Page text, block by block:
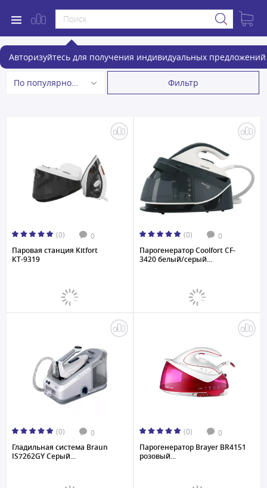
Авторизуйтесь для получения индивидуальных предложений
Парогенераторы
По популярности Фильтр
(0) 0
Паровая станция Kitfort
КТ-9319
(0) 0
Парогенератор Coolfort CF-
3420 белый/серый...
(0) 0
Гладильная система Braun
IS7262GY Серый...
(0) 0
Парогенератор Brayer BR4151
розовый...